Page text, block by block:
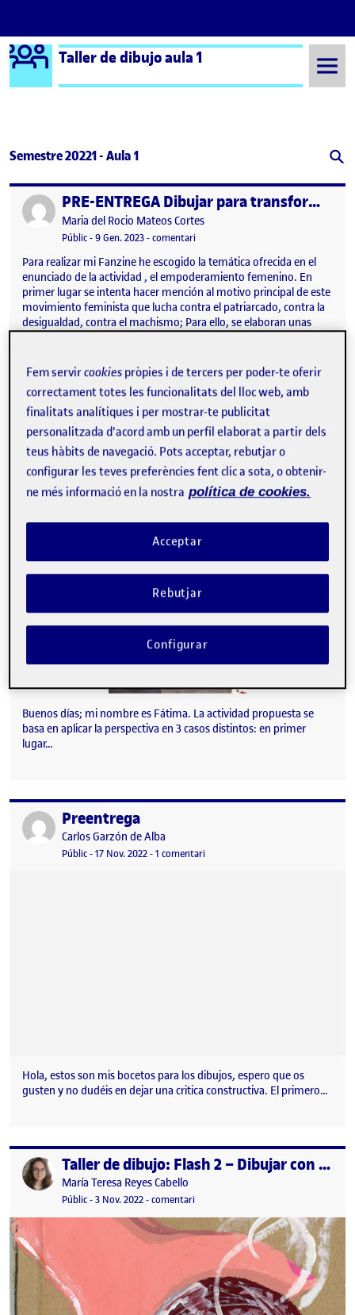
Saltar al contingut
Logo Ágora
Taller de dibujo aula 1
Semestre 20221 - Aula 1
Publicat per PRE-ENTREGA Dibujar para transformar
Publicat per
Maria del Rocio Mateos Cortes
Visibilitat:
Públic-Data de publicació
9 Gen. 2023-comentariel PRE-ENTREGA Dibujar para
Para realizar mi Fanzine he escogido la temática ofrecida en el
enunciado de la actividad , el empoderamiento femenino. En
primer lugar se intenta hacer mención al motivo principal de este
movimiento feminista que lucha contra el patriarcado, contra la
desigualdad, contra el machismo; Para ello, se elaboran unas
plasman diferentes ilustraciones que llenan de valor a la mujer,
Publicat perLa conciencia de entender el espacio
Publicat per
Fatima Llabrés Bordoy
Visibilitat:
Públic-Data de publicació
1 Des. 2022 - 2 comentarisa La conciencia de entender el
Buenos días; mi nombre es Fátima. La actividad propuesta se
basa en aplicar la perspectiva en 3 casos distintos: en primer
lugar…
Publicat perPreentrega
Publicat per
Carlos Garzón de Alba
Visibilitat:
Públic-Data de publicació
17 Nov. 2022-1 comentaria Preentrega
Hola, estos son mis bocetos para los dibujos, espero que os
gusten y no dudéis en dejar una critica constructiva. El primero…
Publicat per Taller de dibujo: Flash 2 – Dibujar con palabras
Publicat per
María Teresa Reyes Cabello
Visibilitat:
Públic-Data de publicació
3 Nov. 202223 novembre, 2022 5:14 pm
-comentariel Taller de dibujo: Flash 2 – Dibujar
Fem servircookies pròpies i de tercers per poder-te oferir
correctament totes les funcionalitats del lloc web, amb
finalitats analítiques i per mostrar-te publicitat
personalitzada d'acord amb un perfil elaborat a partir dels
teus hàbits de navegació. Pots acceptar, rebutjar o
configurar les teves preferències fent clic a sota, o obtenir-
ne més informació en la nostra política de cookies.
Rebutjar
Acceptar
Configurar